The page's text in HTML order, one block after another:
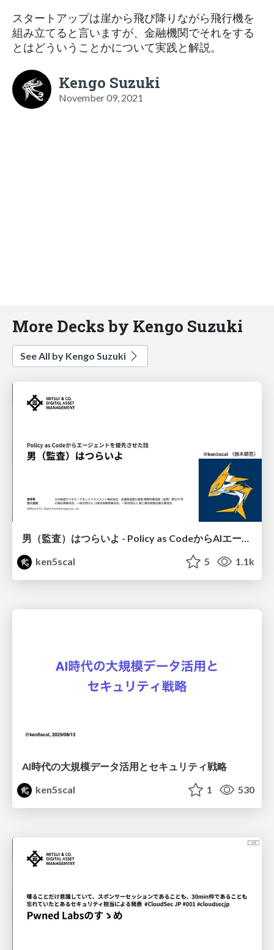
スタートアップは崖から飛び降りながら飛行機を
組み立てると言いますが、金融機関でそれをする
とはどういうことかについて実践と解説。
Kengo Suzuki
November 09, 2021
More Decks by Kengo Suzuki
See All by Kengo Suzuki
男（監査）はつらいよ - Policy as CodeからAIエージェントへ
ken5scal
5 1.1k
AI時代の大規模データ活用とセキュリティ戦略
ken5scal
1 530